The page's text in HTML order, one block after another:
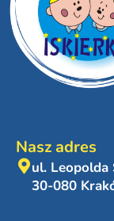
Nasz adres
ul. Leopolda
30-080